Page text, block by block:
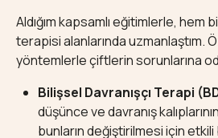
Aldığım kapsamlı eğitimlerle, hem
terapisi alanlarında uzmanlaştım.
yöntemlerle çiftlerin sorunlarına
Bilişsel Davranışçı Terapi
düşünce ve davranış
bunların değiştirilmesi için